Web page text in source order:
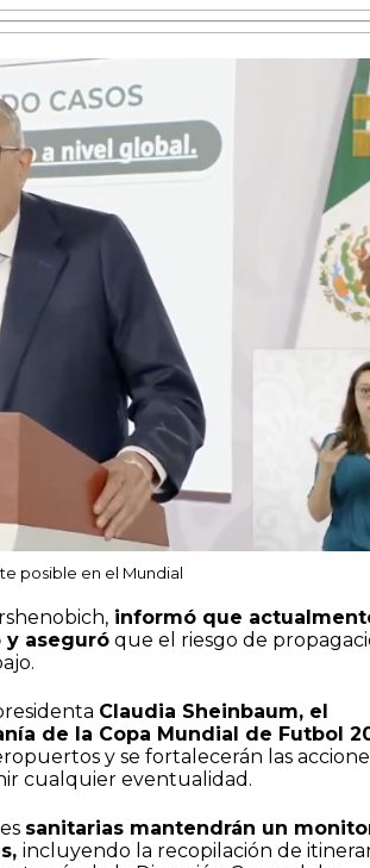
posible en el Mundial
informó que
y aseguró que el riesgo de
Claudia Sheinbaum, el
de la Copa Mundial de Futbol
y se fortalecerán las
cualquier eventualidad.
sanitarias mantendrán un
incluyendo la recopilación de